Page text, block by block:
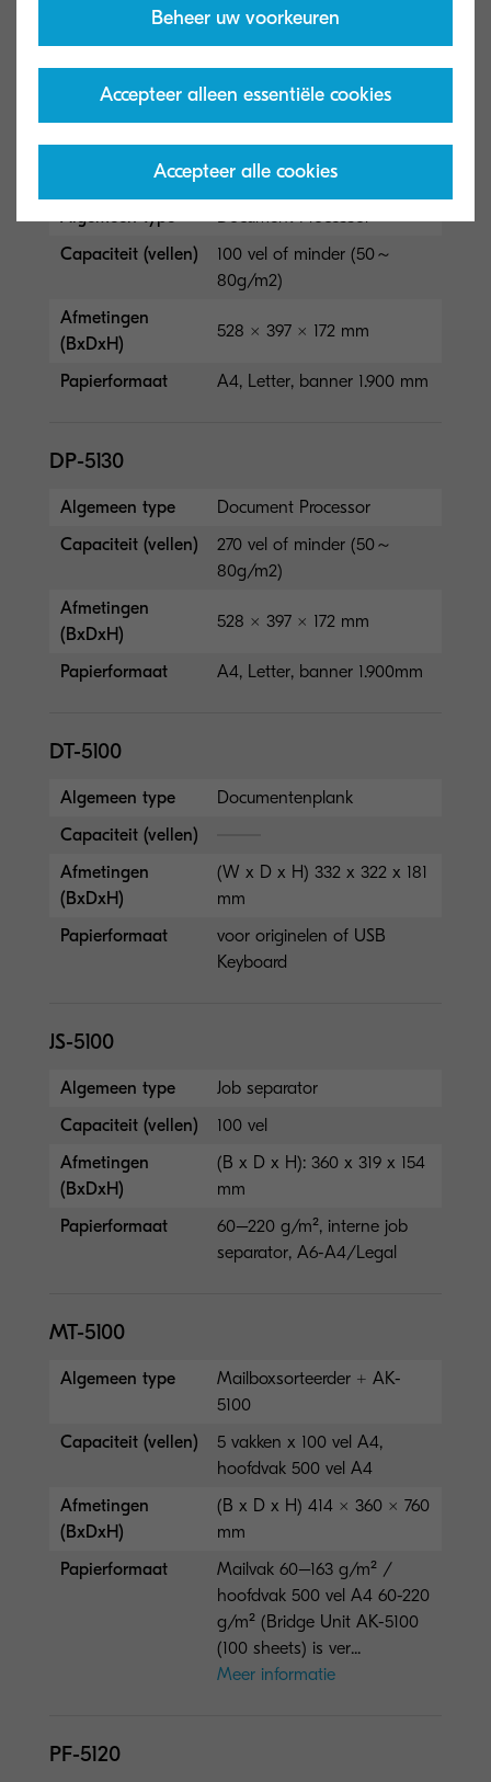
B5, Letter, Legal, Custom
Banner up to 1,9...
Meer informatie
Capaciteit (vellen)
100 vel of minder (50～
80g/m2)
Afmetingen
(BxDxH)
528 × 397 × 172 mm
Papierformaat A4, Letter, banner 1.900 mm
DP-5130
Algemeen type
Document Processor
Capaciteit (vellen)
270 vel of minder (50～
80g/m2)
Afmetingen
(BxDxH)
528 × 397 × 172 mm
Papierformaat A4, Letter, banner 1.900mm
DT-5100
Algemeen type
Documentenplank
Capaciteit (vellen)
Afmetingen
(BxDxH)
(W x D x H) 332 x 322 x 181
mm
Papierformaat
voor originelen of USB
Keyboard
JS-5100
Algemeen type
Job separator
Capaciteit (vellen)
100 vel
Afmetingen
(BxDxH)
(B x D x H): 360 x 319 x 154
mm
Papierformaat
60–220 g/m², interne job
separator, A6-A4/Legal
MT-5100
Algemeen type
Mailboxsorteerder + AK-
5100
Capaciteit (vellen)
5 vakken x 100 vel A4,
hoofdvak 500 vel A4
Afmetingen
(BxDxH)
(B x D x H) 414 × 360 × 760
mm
Papierformaat
Mailvak 60–163 g/m² /
hoofdvak 500 vel A4 60-220
g/m² (Bridge Unit AK-5100
(100 sheets) is ver...
Meer informatie
PF-5120
Beheer uw voorkeuren
Accepteer alleen essentiële cookies
Accepteer alle cookies